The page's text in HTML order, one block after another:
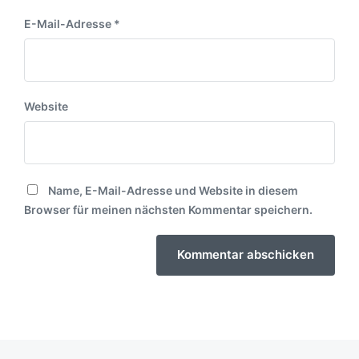
E-Mail-Adresse *
Website
Name, E-Mail-Adresse und Website in diesem
Browser für meinen nächsten Kommentar speichern.